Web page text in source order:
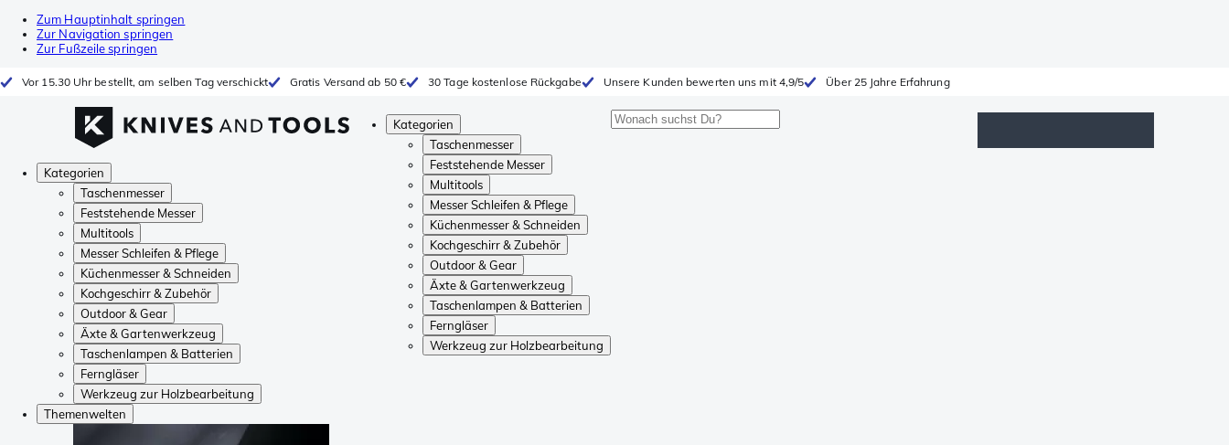
Zum Hauptinhalt springen
Zur Navigation springen
Zur Fußzeile springen
Vor 15.30 Uhr bestellt, am selben Tag verschickt Gratis Versand ab 50 € 30 Tage kostenlose Rückgabe Unsere Kunden bewerten uns mit 4,9/5 Über 25 Jahre Erfahrung
Kategorien
Taschenmesser
Feststehende Messer
Multitools
Messer Schleifen & Pflege
Küchenmesser & Schneiden
Kochgeschirr & Zubehör
Outdoor & Gear
Äxte & Gartenwerkzeug
Taschenlampen & Batterien
Ferngläser
Werkzeug zur Holzbearbeitung
Kategorien
Taschenmesser
Feststehende Messer
Multitools
Messer Schleifen & Pflege
Küchenmesser & Schneiden
Kochgeschirr & Zubehör
Outdoor & Gear
Äxte & Gartenwerkzeug
Taschenlampen & Batterien
Ferngläser
Werkzeug zur Holzbearbeitung
Themenwelten